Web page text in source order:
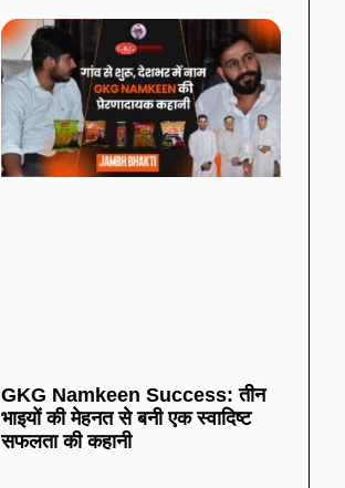
GKG Namkeen Success: तीन
भाइयों की मेहनत से बनी एक स्वादिष्ट
सफलता की कहानी